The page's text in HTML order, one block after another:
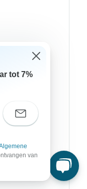
tot 7%
van